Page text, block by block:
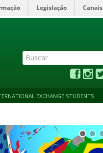
Legislação Canais
EXCHANGE STUDENTS